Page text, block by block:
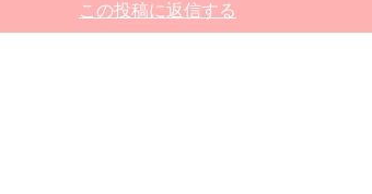
この投稿に返信する